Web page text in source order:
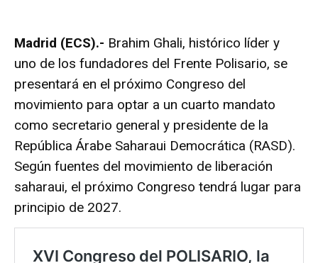
Madrid (ECS).- Brahim Ghali, histórico líder y
uno de los fundadores del Frente Polisario, se
presentará en el próximo Congreso del
movimiento para optar a un cuarto mandato
como secretario general y presidente de la
República Árabe Saharaui Democrática (RASD).
Según fuentes del movimiento de liberación
saharaui, el próximo Congreso tendrá lugar para
principio de 2027.